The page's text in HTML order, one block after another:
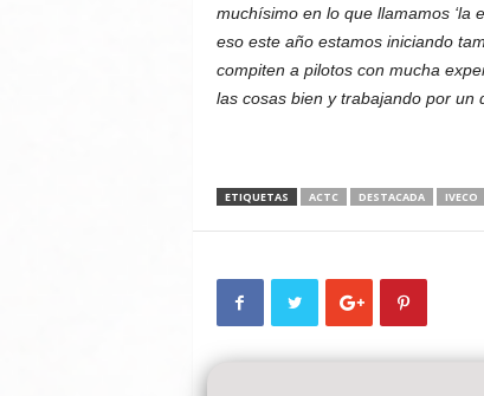
muchísimo en lo que llamamos ‘la
eso este año estamos iniciando
compiten a pilotos con mucha
las cosas bien y trabajando por un
ETIQUETAS ACTC DESTACADA IVECO